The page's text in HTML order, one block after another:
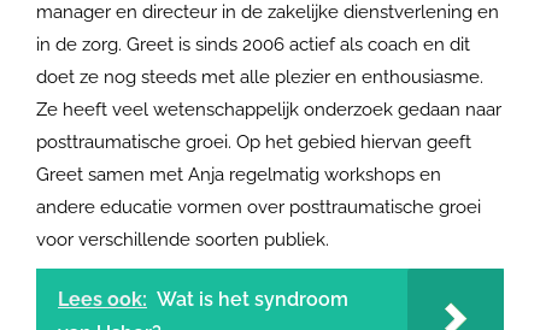
manager en directeur in de zakelijke dienstverlening en
in de zorg. Greet is sinds 2006 actief als coach en dit
doet ze nog steeds met alle plezier en enthousiasme.
Ze heeft veel wetenschappelijk onderzoek gedaan naar
posttraumatische groei. Op het gebied hiervan geeft
Greet samen met Anja regelmatig workshops en
andere educatie vormen over posttraumatische groei
voor verschillende soorten publiek.
Lees ook: Wat is het syndroom